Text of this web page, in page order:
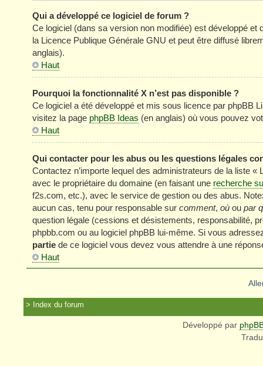
Qui a développé ce logiciel de forum ?
Ce logiciel (dans sa version non modifiée) est développé et
la Licence Publique Générale GNU et peut être diffusé
anglais).
Haut
Pourquoi la fonctionnalité X n’est pas disponible ?
Ce logiciel a été développé et mis sous licence par phpBB
visitez la page phpBB Ideas (en anglais) où vous pouvez
Haut
Qui contacter pour les abus ou les questions légales
Contactez n’importe lequel des administrateurs de la liste
avec le propriétaire du domaine (en faisant une recherche
f2s.com, etc.), avec le service de gestion ou des abus.
aucun cas, tenu pour responsable sur comment, où ou par
question légale (cessions et désistements, responsabilité,
phpbb.com ou au logiciel phpBB lui-même. Si vous
partie de ce logiciel vous devez vous attendre à une
Haut
Index du forum
Développé par